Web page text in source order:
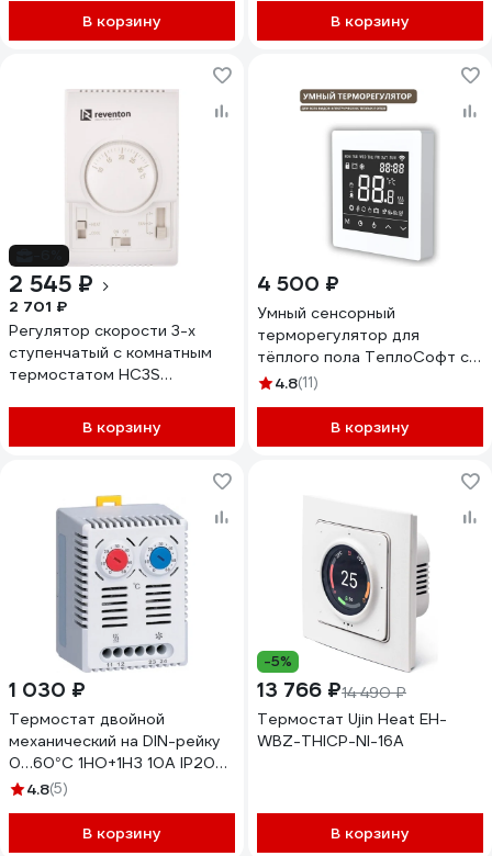
В корзину В корзину
2 545 ₽
2 701 ₽
Регулятор скорости 3-х
ступенчатый с комнатным
термостатом HC3S
В корзину
4 500 ₽
Умный сенсорный
терморегулятор для
тёплого пола ТеплоСофт с
функцией WI-FI,
обогревателя М6 белый
4.8(11)
В корзину
1 030 ₽
Термостат двойной
механический на DIN-рейку
0…60°С 1НО+1НЗ 10А IP20
Доступная Автоматика DA-
4.8(5)
В корзину
-5%
13 766 ₽14 490 ₽
Термостат Ujin Heat EH-
WBZ-THICP-NI-16А
В корзину